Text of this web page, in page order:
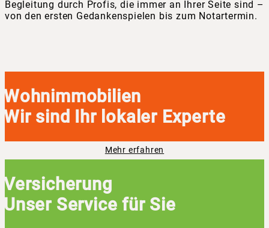
Begleitung durch Profis, die immer an Ihrer Seite sind –
von den ersten Gedankenspielen bis zum Notartermin.
Wohnimmobilien
Wir sind Ihr lokaler Experte
Mehr erfahren
Versicherung
Unser Service für Sie